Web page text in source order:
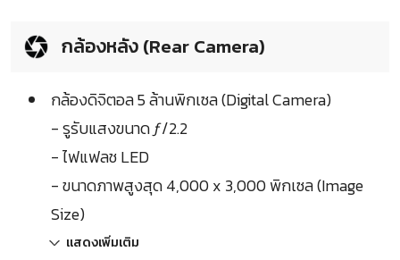
กล้องหลัง (Rear Camera)
กล้องดิจิตอล 5 ล้านพิกเซล (Digital Camera)
- รูรับแสงขนาด ƒ/2.2
- ไฟแฟลช LED
- ขนาดภาพสูงสุด 4,000 x 3,000 พิกเซล (Image
Size)
แสดงเพิ่มเติม